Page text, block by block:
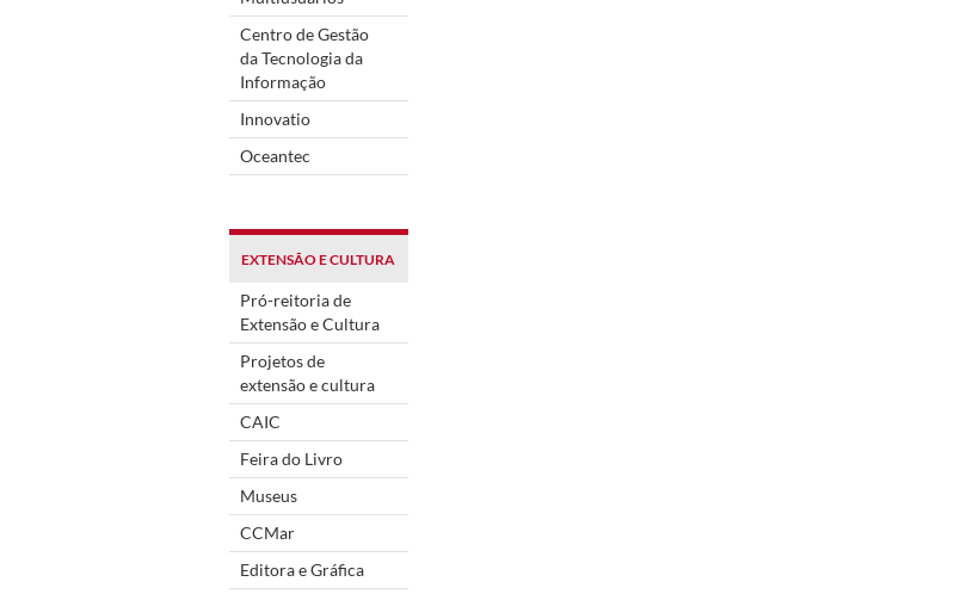
Centro de Gestão
da Tecnologia da
Informação
Innovatio
Oceantec
EXTENSÃO E CULTURA
Pró-reitoria de
Extensão e Cultura
Projetos de
extensão e cultura
CAIC
Feira do Livro
Museus
CCMar
Editora e Gráfica